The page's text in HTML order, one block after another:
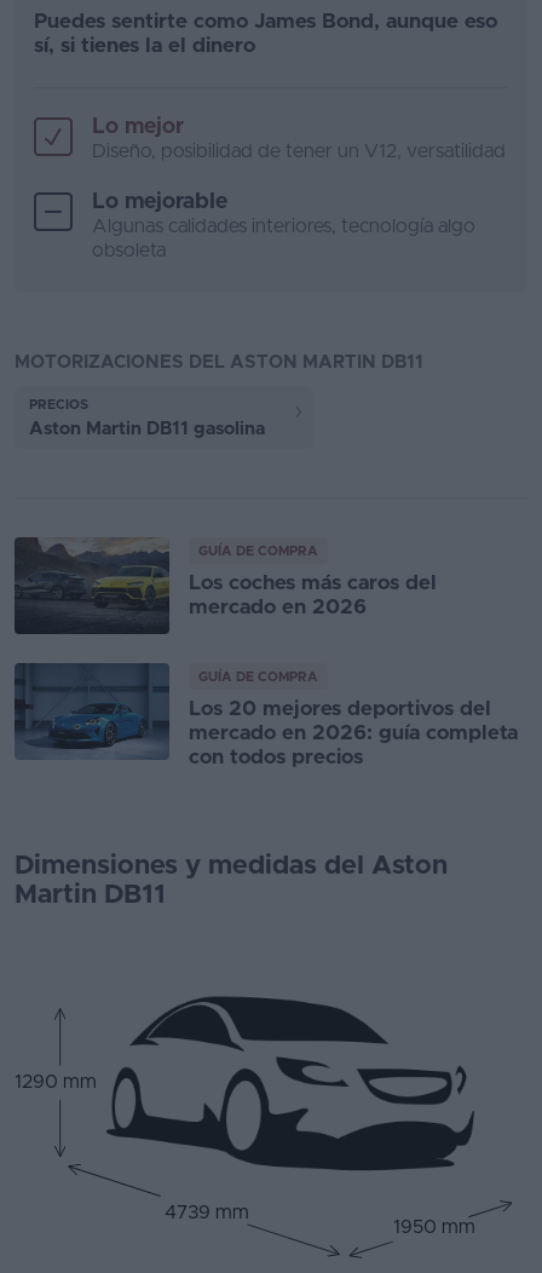
Puedes sentirte como James Bond, aunque eso
sí, si tienes la el dinero
Lo mejor
Diseño, posibilidad de tener un V12, versatilidad
Lo mejorable
Algunas calidades interiores, tecnología algo
obsoleta
MOTORIZACIONES DEL ASTON MARTIN DB11
PRECIOS
Aston Martin DB11 gasolina
GUÍA DE COMPRA
Los coches más caros del
mercado en 2026
GUÍA DE COMPRA
Los 20 mejores deportivos del
mercado en 2026: guía completa
con todos precios
Dimensiones y medidas del Aston
Martin DB11
1290 mm
4739 mm
1950 mm